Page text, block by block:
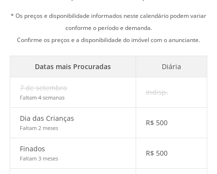
* Os preços e disponibilidade informados neste calendário podem variar
conforme o período e demanda.
Confirme os preços e a disponibilidade do imóvel com o anunciante.
Datas mais Procuradas Diária
7 de setembro
Faltam 4 semanas
Indisp.
Dia das Crianças
Faltam 2 meses
R$ 500
Finados
Faltam 3 meses
R$ 500